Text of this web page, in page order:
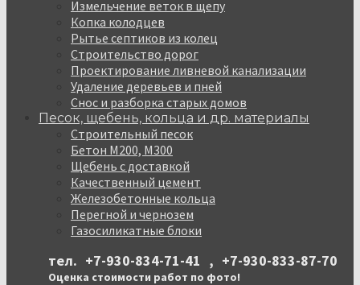
Измельчение веток в щепу
Копка колодцев
Рытье септиков из колец
Строительство дорог
Проектирование ливневой канализации
Удаление деревьев и пней
Снос и разборка старых домов
Песок, щебень, кольца и др. материалы
Строительный песок
Бетон М200, М300
Щебень с доставкой
Качественный цемент
Железобетонные кольца
Перегной и чернозем
Газосиликатные блоки
тел. +7-930-834-71-41 , +7-930-833-87-70
Оценка стоимости работ по фото!